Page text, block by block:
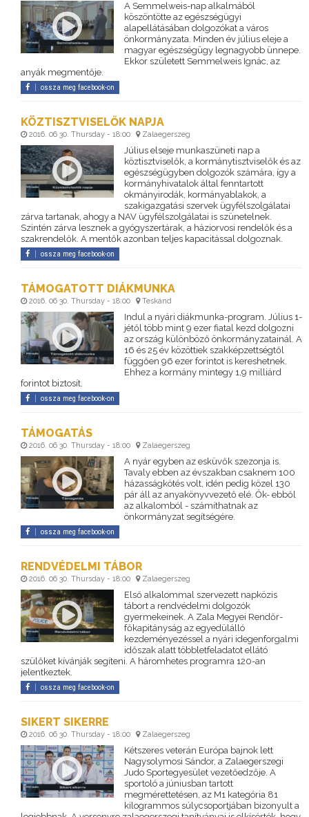
A Semmelweis-nap alkalmából
köszöntötte az egészségügyi
alapellátásában dolgozókat a város
önkormányzata. Minden év július eleje a
magyar egészségügy legnagyobb ünnepe.
Ekkor született Semmelweis Ignác, az
anyák megmentője.
ossza meg facebook-on
KÖZTISZTVISELŐK NAPJA
2016. 06 30. Thursday - 18:00 Zalaegerszeg
Július elseje munkaszüneti nap a
köztisztviselők, a kormánytisztviselők és az
egészségügyben dolgozók számára, így a
kormányhivatalok által fenntartott
okmányirodák, kormányablakok, a
szakigazgatási szervek ügyfélszolgálatai
zárva tartanak, ahogy a NAV ügyfélszolgálatai is szünetelnek.
Szintén zárva lesznek a gyógyszertárak, a háziorvosi rendelők és a
szakrendelők. A mentők azonban teljes kapacitással dolgoznak.
ossza meg facebook-on
TÁMOGATOTT DIÁKMUNKA
2016. 06 30. Thursday - 18:00 Teskánd
Indul a nyári diákmunka-program. Július 1-
jétől több mint 9 ezer fiatal kezd dolgozni
az ország különböző önkormányzatainál. A
16 és 25 év közöttiek szakképzettségtől
függően 96 ezer forintot is kereshetnek.
Ehhez a kormány mintegy 1,9 milliárd
forintot biztosít.
ossza meg facebook-on
TÁMOGATÁS
2016. 06 30. Thursday - 18:00 Zalaegerszeg
A nyár egyben az esküvők szezonja is.
Tavaly ebben az évszakban csaknem 100
házasságkötés volt, idén pedig közel 130
pár áll az anyakönyvvezető elé. Ők- ebből
az alkalomból - számíthatnak az
önkormányzat segítségére.
ossza meg facebook-on
RENDVÉDELMI TÁBOR
2016. 06 30. Thursday - 18:00 Zalaegerszeg
Első alkalommal szervezett napközis
tábort a rendvédelmi dolgozók
gyermekeinek. A Zala Megyei Rendőr-
főkapitányság az egyedülálló
kezdeményezéssel a nyári idegenforgalmi
időszak alatt többletfeladatot ellátó
szülőket kívánják segíteni. A háromhetes programra 120-an
jelentkeztek.
ossza meg facebook-on
SIKERT SIKERRE
2016. 06 30. Thursday - 18:00 Zalaegerszeg
Kétszeres veterán Európa bajnok lett
Nagysolymosi Sándor, a Zalaegerszegi
Judo Sportegyesület vezetőedzője. A
sportoló a júniusban tartott
megmérettetésen, az M1 kategória 81
kilogrammos súlycsoportjában bizonyult a